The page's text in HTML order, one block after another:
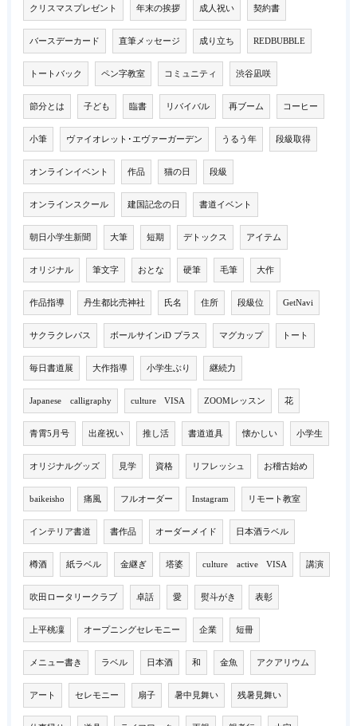
クリスマスプレゼント 年末の挨拶 成人祝い 契約書
バースデーカード 直筆メッセージ 成り立ち REDBUBBLE
トートバック ペン字教室 コミュニティ 渋谷凪咲
節分とは 子ども 臨書 リバイバル 再ブーム コーヒー
小筆 ヴァイオレット･エヴァーガーデン うるう年 段級取得
オンラインイベント 作品 猫の日 段級
オンラインスクール 建国記念の日 書道イベント
朝日小学生新聞 大筆 短期 デトックス アイテム
オリジナル 筆文字 おとな 硬筆 毛筆 大作
作品指導 丹生都比売神社 氏名 住所 段級位 GetNavi
サクラクレパス ボールサインiD プラス マグカップ トート
毎日書道展 大作指導 小学生ぶり 継続力
Japanese calligraphy culture VISA ZOOMレッスン 花
青霄5月号 出産祝い 推し活 書道道具 懐かしい 小学生
オリジナルグッズ 見学 資格 リフレッシュ お稽古始め
baikeisho 痛風 フルオーダー Instagram リモート教室
インテリア書道 書作品 オーダーメイド 日本酒ラベル
樽酒 紙ラベル 金継ぎ 塔婆 culture active VISA 講演
吹田ロータリークラブ 卓話 愛 熨斗がき 表彰
上平桃凜 オープニングセレモニー 企業 短冊
メニュー書き ラベル 日本酒 和 金魚 アクアリウム
アート セレモニー 扇子 暑中見舞い 残暑見舞い